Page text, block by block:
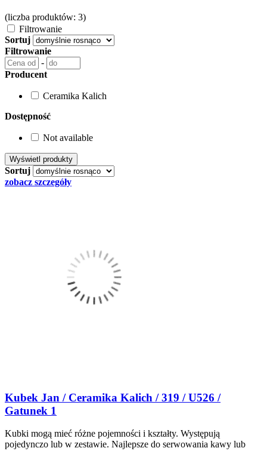
(liczba produktów: 3)
Filtrowanie
Sortuj
Filtrowanie
-
Producent
Ceramika Kalich
Dostępność
Not available
Sortuj
zobacz szczegóły
Kubek Jan / Ceramika Kalich / 319 / U526 /
Gatunek 1
Kubki mogą mieć różne pojemności i kształty. Występują
pojedynczo lub w zestawie. Najlepsze do serwowania kawy lub